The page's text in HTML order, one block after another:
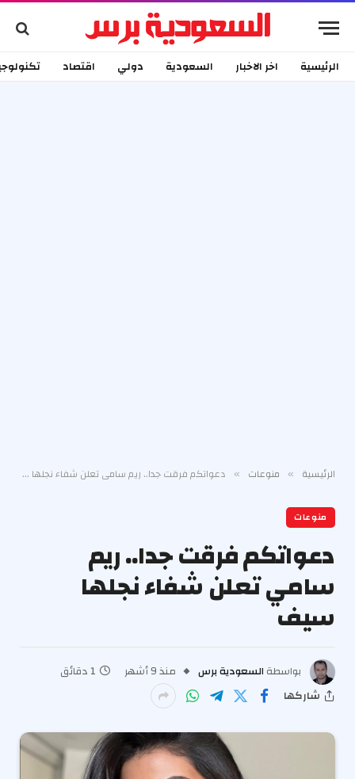
الرئيسية اخر الاخبار السعودية دولي اقتصاد
الرئيسية » منوعات » دعواتكم فرقت جدا.. ريم سامي تعلن شفاء نجلها سيف
منوعات
دعواتكم فرقت جدا.. ريم
سامي تعلن شفاء نجلها
سيف
بواسطة السعودية برس منذ 9 أشهر
1 دقائق
شاركها